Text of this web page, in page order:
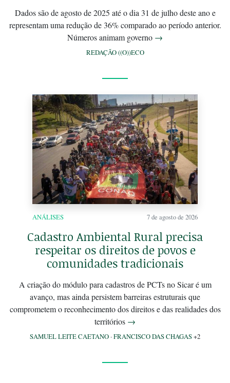
Dados são de agosto de 2025 até o dia 31 de julho deste ano e
representam uma redução de 36% comparado ao período anterior.
Números animam governo →
REDAÇÃO ((O))ECO
ANÁLISES 7 de agosto de 2026
Cadastro Ambiental Rural precisa
respeitar os direitos de povos e
comunidades tradicionais
A criação do módulo para cadastros de PCTs no Sicar é um
avanço, mas ainda persistem barreiras estruturais que
comprometem o reconhecimento dos direitos e das realidades dos
territórios →
SAMUEL LEITE CAETANO ·FRANCISCO DAS CHAGAS+2